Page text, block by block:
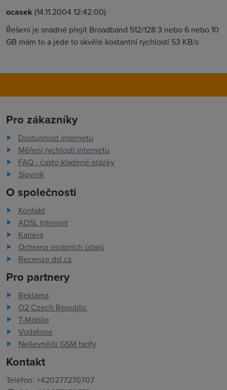
ocasek (14.11.2004 12:42:00)
Řešení je snadné přejít Broadband 512/128 3 nebo 6 nebo 10
GB mám to a jede to skvěle kostantní rychlostí 53 KB/s
Pro zákazníky
Dostupnost internetu
Měření rychlosti internetu
FAQ - často kladené otázky
Slovník
O společnosti
Kontakt
ADSL Internet
Kariéra
Ochrana osobních údajů
Recenze dsl.cz
Pro partnery
Reklama
O2 Czech Republic
T-Mobile
Vodafone
Nejlevnější GSM tarify
Kontakt
Telefon: +420277270707